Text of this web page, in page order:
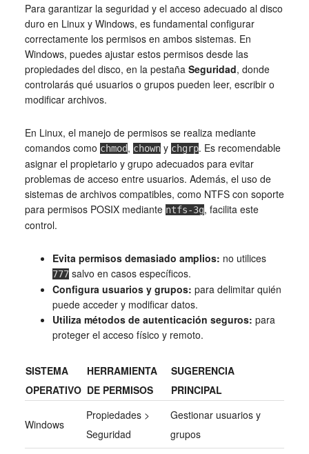
Para garantizar la seguridad y el acceso adecuado al disco
duro en Linux y Windows, es fundamental configurar
correctamente los permisos en ambos sistemas. En
Windows, puedes ajustar estos permisos desde las
propiedades del disco, en la pestaña Seguridad, donde
controlarás qué usuarios o grupos pueden leer, escribir o
modificar archivos.
En Linux, el manejo de permisos se realiza mediante
comandos como chmod, chowny chgrp. Es recomendable
asignar el propietario y grupo adecuados para evitar
problemas de acceso entre usuarios. Además, el uso de
sistemas de archivos compatibles, como NTFS con soporte
para permisos POSIX mediante ntfs-3g, facilita este
control.
Evita permisos demasiado amplios: no utilices
777salvo en casos específicos.
Configura usuarios y grupos: para delimitar quién
puede acceder y modificar datos.
Utiliza métodos de autenticación seguros: para
proteger el acceso físico y remoto.
SISTEMA
OPERATIVO
HERRAMIENTA
DE PERMISOS
SUGERENCIA
PRINCIPAL
Windows
Propiedades >
Seguridad
Gestionar usuarios y
grupos